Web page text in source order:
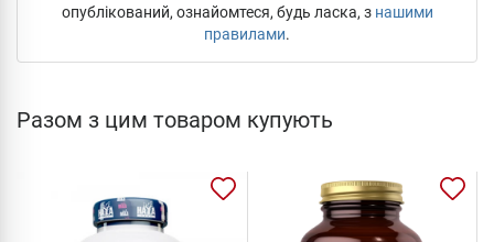
опублікований, ознайомтеся, будь ласка, з нашими
правилами.
Разом з цим товаром купують